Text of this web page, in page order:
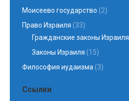
Моисеево государство (2)
Право Израиля (33)
Гражданские законы Израиля
Законы Израиля (15)
Философия иудаизма (3)
Ссылки